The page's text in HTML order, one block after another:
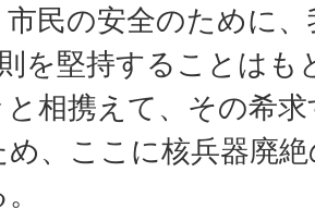
市民の安全のために
を堅持することはも
相携えて、その希
め、ここに核兵器廃